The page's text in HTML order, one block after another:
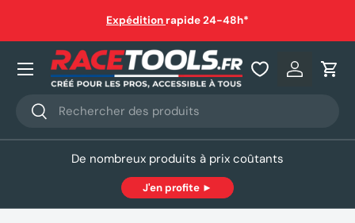
Aller au contenu
Expédition rapide 24-48h*
Recherche
Rechercher
Se
Nos produits
De nombreux produits à prix coûtants
J'en profite ►